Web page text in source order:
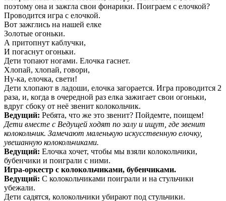
поэтому она и зажгла свои фонарики. Поиграем с елочкой?
Проводится игра с елочкой.
Вот зажглись на нашей елке
Золотые огоньки.
А притопнут каблучки,
И погаснут огоньки.
Дети топают ногами. Елочка гаснет.
Хлопай, хлопай, говори,
Ну-ка, елочка, свети!
Дети хлопают в ладоши, елочка загорается. Игра проводится 2
раза, и, когда в очередной раз елка зажигает свои огоньки,
вдруг сбоку от неё звенит колокольчик.
Ведущий: Ребята, что же это звенит? Пойдемте, поищем!
Дети вместе с Ведущей ходят по залу и ищут, где звенит
колокольчик. Замечают маленькую искусственную елочку,
увешанную колокольчиками.
Ведущий: Елочка хочет, чтобы мы взяли колокольчики,
бубенчики и поиграли с ними.
Игра-оркестр с колокольчиками, бубенчиками.
Ведущий: С колокольчиками поиграли и на стульчики
убежали.
Дети садятся, колокольчики убирают под стульчики.